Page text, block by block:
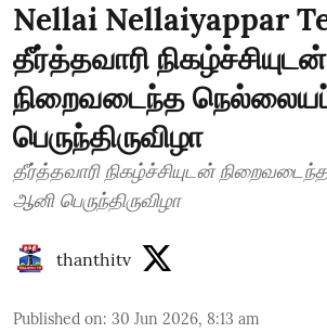
Nellai Nellaiyappar
தீர்த்தவாரி நிகழ்ச்சியுடன்
நிறைவடைந்த
பெருந்திருவிழா
தீர்த்தவாரி நிகழ்ச்சியுடன்
ஆனி பெருந்திருவிழா
thanthitv
Published on: 30 Jun 2026, 8:13 am